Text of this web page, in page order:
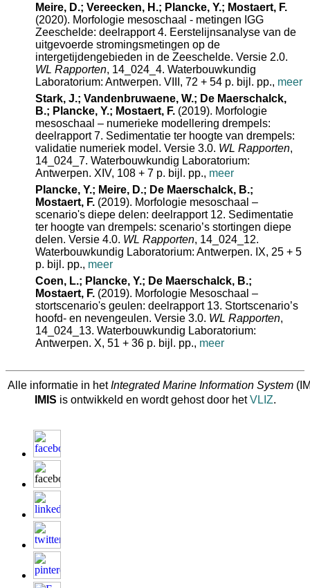
Meire, D.; Vereecken, H.; Plancke, Y.; Mostaert, F.
(2020). Morfologie mesoschaal - metingen IGG
Zeeschelde: deelrapport 4. Eerstelijnsanalyse van de
uitgevoerde stromingsmetingen op de
intergetijdengebieden in de Zeeschelde. Versie 2.0.
WL Rapporten, 14_024_4. Waterbouwkundig
Laboratorium: Antwerpen. VIII, 72 + 54 p. bijl. pp., meer
Stark, J.; Vandenbruwaene, W.; De Maerschalck,
B.; Plancke, Y.; Mostaert, F. (2019). Morfologie
mesoschaal – numerieke modellering drempels:
deelrapport 7. Sedimentatie ter hoogte van drempels:
validatie numeriek model. Versie 3.0. WL Rapporten,
14_024_7. Waterbouwkundig Laboratorium:
Antwerpen. XIV, 108 + 7 p. bijl. pp., meer
Plancke, Y.; Meire, D.; De Maerschalck, B.;
Mostaert, F. (2019). Morfologie mesoschaal –
scenario's diepe delen: deelrapport 12. Sedimentatie
ter hoogte van drempels: scenario’s stortingen diepe
delen. Versie 4.0. WL Rapporten, 14_024_12.
Waterbouwkundig Laboratorium: Antwerpen. IX, 25 + 5
p. bijl. pp., meer
Coen, L.; Plancke, Y.; De Maerschalck, B.;
Mostaert, F. (2019). Morfologie Mesoschaal –
stortscenario's geulen: deelrapport 13. Stortscenario’s
hoofd- en nevengeulen. Versie 3.0. WL Rapporten,
14_024_13. Waterbouwkundig Laboratorium:
Antwerpen. X, 51 + 36 p. bijl. pp., meer
Alle informatie in hetIntegrated Marine Information System
IMIS is ontwikkeld en wordt gehost door hetVLIZ.